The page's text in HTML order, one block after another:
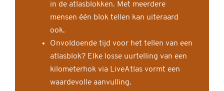
in de atlasblokken. Met meerdere
mensen één blok tellen kan uiteraard
ook.
Onvoldoende tijd voor het tellen van een
atlasblok? Elke losse uurtelling van een
kilometerhok via LiveAtlas vormt een
waardevolle aanvulling.